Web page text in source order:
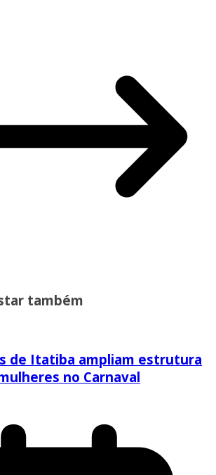
também
de Itatiba ampliam estrutura
no Carnaval